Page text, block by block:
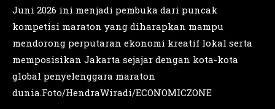
Juni 2026 ini menjadi pembuka dari puncak
kompetisi maraton yang diharapkan mampu
mendorong perputaran ekonomi kreatif lokal serta
memposisikan Jakarta sejajar dengan kota-kota
global penyelenggara maraton
dunia.Foto/HendraWiradi/ECONOMICZONE